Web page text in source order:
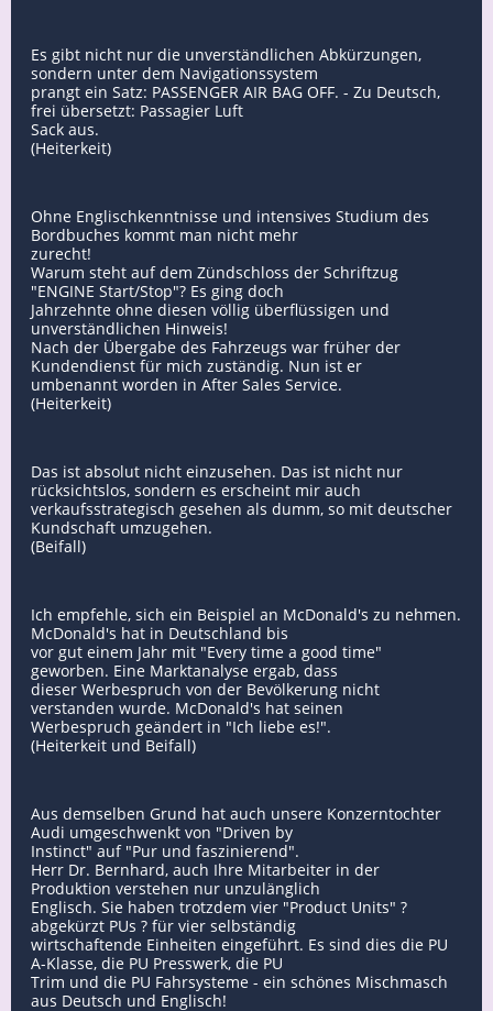
Es gibt nicht nur die unverständlichen Abkürzungen,
sondern unter dem Navigationssystem
prangt ein Satz: PASSENGER AIR BAG OFF. - Zu Deutsch,
frei übersetzt: Passagier Luft
Sack aus.
(Heiterkeit)
Ohne Englischkenntnisse und intensives Studium des
Bordbuches kommt man nicht mehr
zurecht!
Warum steht auf dem Zündschloss der Schriftzug
"ENGINE Start/Stop"? Es ging doch
Jahrzehnte ohne diesen völlig überflüssigen und
unverständlichen Hinweis!
Nach der Übergabe des Fahrzeugs war früher der
Kundendienst für mich zuständig. Nun ist er
umbenannt worden in After Sales Service.
(Heiterkeit)
Das ist absolut nicht einzusehen. Das ist nicht nur
rücksichtslos, sondern es erscheint mir auch
verkaufsstrategisch gesehen als dumm, so mit deutscher
Kundschaft umzugehen.
(Beifall)
Ich empfehle, sich ein Beispiel an McDonald's zu nehmen.
McDonald's hat in Deutschland bis
vor gut einem Jahr mit "Every time a good time"
geworben. Eine Marktanalyse ergab, dass
dieser Werbespruch von der Bevölkerung nicht
verstanden wurde. McDonald's hat seinen
Werbespruch geändert in "Ich liebe es!".
(Heiterkeit und Beifall)
Aus demselben Grund hat auch unsere Konzerntochter
Audi umgeschwenkt von "Driven by
Instinct" auf "Pur und faszinierend".
Herr Dr. Bernhard, auch Ihre Mitarbeiter in der
Produktion verstehen nur unzulänglich
Englisch. Sie haben trotzdem vier "Product Units" ?
abgekürzt PUs ? für vier selbständig
wirtschaftende Einheiten eingeführt. Es sind dies die PU
A-Klasse, die PU Presswerk, die PU
Trim und die PU Fahrsysteme - ein schönes Mischmasch
aus Deutsch und Englisch!